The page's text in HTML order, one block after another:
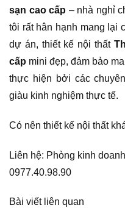
sạn cao cấp – nhà nghỉ
tôi rất hân hạnh mang lại
dự án, thiết kế nội thất
cấp mini đẹp, đảm bảo
thực hiện bởi các
giàu kinh nghiệm thực tế.
Có nên thiết kế nội thất
Liên hệ: Phòng kinh
0977.40.98.90
Bài viết liên quan